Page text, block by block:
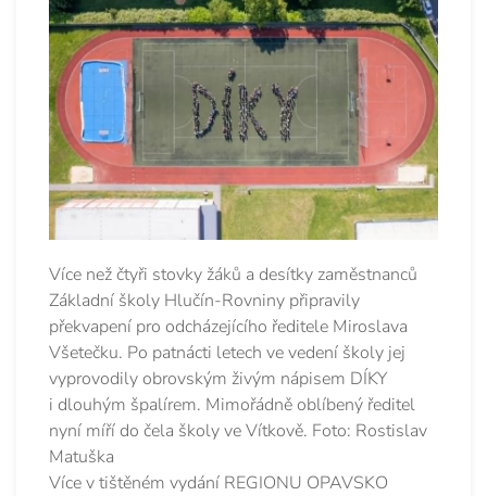
Více než čtyři stovky žáků a desítky zaměstnanců
Základní školy Hlučín-Rovniny připravily
překvapení pro odcházejícího ředitele Miroslava
Všetečku. Po patnácti letech ve vedení školy jej
vyprovodily obrovským živým nápisem DÍKY
i dlouhým špalírem. Mimořádně oblíbený ředitel
nyní míří do čela školy ve Vítkově. Foto: Rostislav
Matuška
Více v tištěném vydání REGIONU OPAVSKO